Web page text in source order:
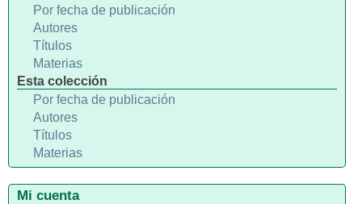
Por fecha de publicación
Autores
Títulos
Materias
Esta colección
Por fecha de publicación
Autores
Títulos
Materias
Mi cuenta